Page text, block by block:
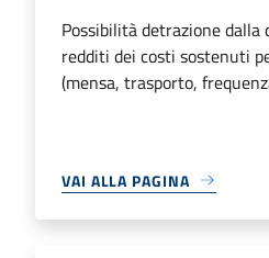
Possibilità detrazione dalla
redditi dei costi sostenuti
(mensa, trasporto,
VAI ALLA PAGINA